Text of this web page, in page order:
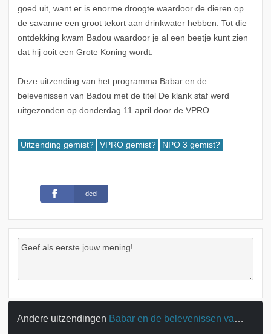
goed uit, want er is enorme droogte waardoor de dieren op
de savanne een groot tekort aan drinkwater hebben. Tot die
ontdekking kwam Badou waardoor je al een beetje kunt zien
dat hij ooit een Grote Koning wordt.
Deze uitzending van het programma Babar en de
belevenissen van Badou met de titel De klank staf werd
uitgezonden op donderdag 11 april door de VPRO.
Uitzending gemist? VPRO gemist? NPO 3 gemist?
deel
Andere uitzendingen Babar en de belevenissen van Badou